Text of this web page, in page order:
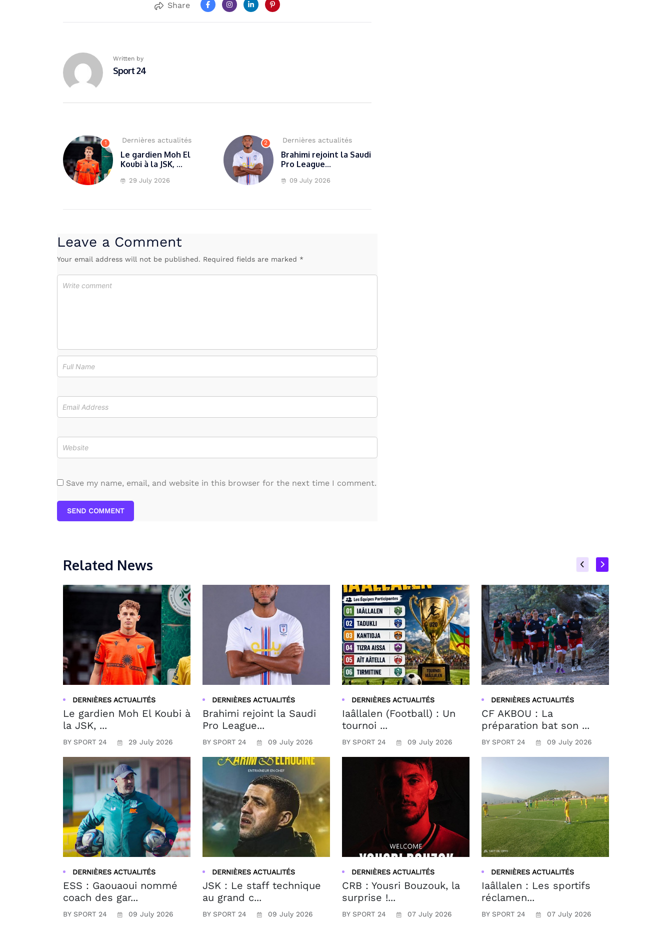
Share
Written by
Sport 24
1 Dernières actualités
Le gardien Moh El
Koubi à la JSK, ...
29 July 2026
2 Dernières actualités
Brahimi rejoint la Saudi
Pro League...
09 July 2026
Leave a Comment
Your email address will not be published. Required fields are marked *
Save my name, email, and website in this browser for the next time I comment.
SEND COMMENT
Related News
DERNIÈRES ACTUALITÉS
Le gardien Moh El Koubi à
la JSK, ...
BY SPORT 24 29 July 2026
DERNIÈRES ACTUALITÉS
Brahimi rejoint la Saudi
Pro League...
BY SPORT 24 09 July 2026
DERNIÈRES ACTUALITÉS
Iaâllalen (Football) : Un
tournoi ...
BY SPORT 24 09 July 2026
DERNIÈRES ACTUALITÉS
CF AKBOU : La
préparation bat son ...
BY SPORT 24 09 July 2026
DERNIÈRES ACTUALITÉS
ESS : Gaouaoui nommé
coach des gar...
BY SPORT 24 09 July 2026
DERNIÈRES ACTUALITÉS
JSK : Le staff technique
au grand c...
BY SPORT 24 09 July 2026
DERNIÈRES ACTUALITÉS
CRB : Yousri Bouzouk, la
surprise !...
BY SPORT 24 07 July 2026
DERNIÈRES ACTUALITÉS
Iaâllalen : Les sportifs
réclamen...
BY SPORT 24 07 July 2026